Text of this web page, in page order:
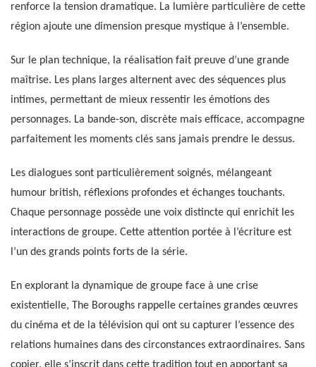
renforce la tension dramatique. La lumière particulière de cette
région ajoute une dimension presque mystique à l’ensemble.
Sur le plan technique, la réalisation fait preuve d’une grande
maîtrise. Les plans larges alternent avec des séquences plus
intimes, permettant de mieux ressentir les émotions des
personnages. La bande-son, discrète mais efficace, accompagne
parfaitement les moments clés sans jamais prendre le dessus.
Les dialogues sont particulièrement soignés, mélangeant
humour british, réflexions profondes et échanges touchants.
Chaque personnage possède une voix distincte qui enrichit les
interactions de groupe. Cette attention portée à l’écriture est
l’un des grands points forts de la série.
En explorant la dynamique de groupe face à une crise
existentielle, The Boroughs rappelle certaines grandes œuvres
du cinéma et de la télévision qui ont su capturer l’essence des
relations humaines dans des circonstances extraordinaires. Sans
copier, elle s’inscrit dans cette tradition tout en apportant sa